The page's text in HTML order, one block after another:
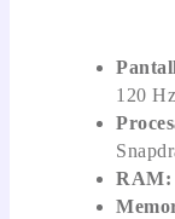
120 Hz
RAM: